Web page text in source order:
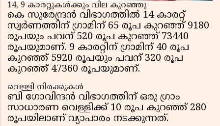
14, 9 കാരറ്റുകള്‍ക്കും വില കുറഞ്ഞു
കെ സുരേന്ദ്രന്‍ വിഭാഗത്തില്‍ 14 കാരറ്റ്
സ്വര്‍ണത്തിന് ഗ്രാമിന് 65 രൂപ കുറഞ്ഞ് 9180
രൂപയും പവന് 520 രൂപ കുറഞ്ഞ് 73440
രൂപയുമാണ്. 9 കാരറ്റിന് ഗ്രാമിന് 40 രൂപ
കുറഞ്ഞ് 5920 രൂപയും പവന് 320 രൂപ
കുറഞ്ഞ് 47360 രൂപയുമാണ്.
വെള്ളി നിരക്കുകള്‍
ബി ഗോവിന്ദന്‍ വിഭാഗത്തിന് ഒരു ഗ്രാം
സാധാരണ വെള്ളിക്ക് 10 രൂപ കുറഞ്ഞ് 280
രൂപയിലാണ് വ്യാപാരം നടക്കുന്നത്.